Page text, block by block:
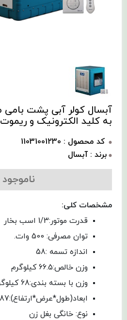
به کلید الکترونیک و ریموت
کد محصول : 11031001230
برند : آبسال
ناموجود
مشخصات کلی:
قدرت موتور:1/3 اسب بخار
توان مصرفی: 500 وات.
اندازه تسمه :58
وزن خالص:66.5 کیلوگرم
وزن با بسته بندی:68 کیلوگرم
ابعاد(طول*عرض*ارتفاع):87*87*100 سانتی متر
نوع: خانگی بغل زن